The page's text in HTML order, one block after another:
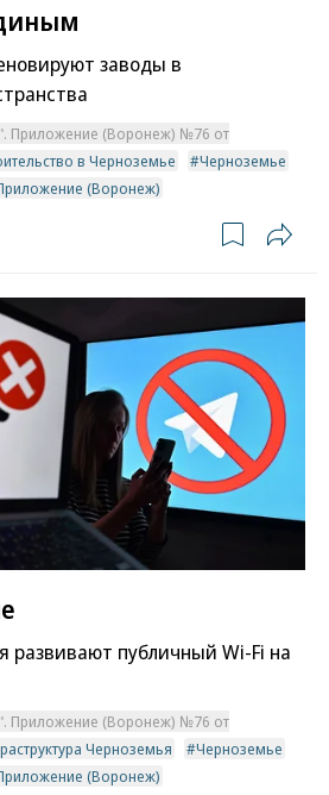
заводы в
Приложение (Воронеж) №76 от
в Черноземье
Черноземье
(Воронеж)
развивают публичный Wi-Fi на
Приложение (Воронеж) №76 от
Черноземья
Черноземье
(Воронеж)